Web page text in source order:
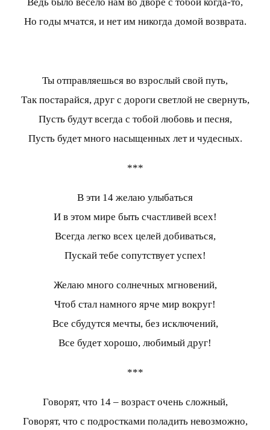
Ведь было весело нам во дворе с тобой когда-то,
Но годы мчатся, и нет им никогда домой возврата.
Ты отправляешься во взрослый свой путь,
Так постарайся, друг с дороги светлой не свернуть,
Пусть будут всегда с тобой любовь и песня,
Пусть будет много насыщенных лет и чудесных.
***
В эти 14 желаю улыбаться
И в этом мире быть счастливей всех!
Всегда легко всех целей добиваться,
Пускай тебе сопутствует успех!
Желаю много солнечных мгновений,
Чтоб стал намного ярче мир вокруг!
Все сбудутся мечты, без исключений,
Все будет хорошо, любимый друг!
***
Говорят, что 14 – возраст очень сложный,
Говорят, что с подростками поладить невозможно,